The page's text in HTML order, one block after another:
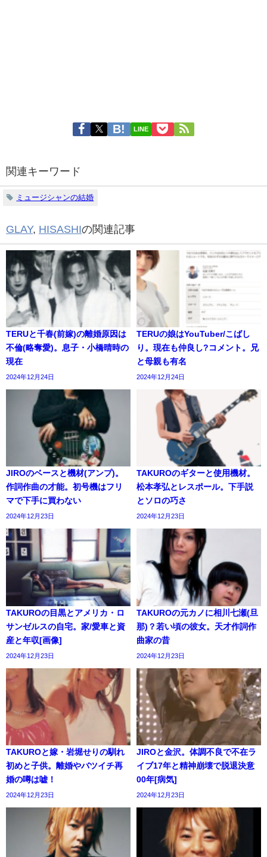
LINE
関連キーワード
ミュージシャンの結婚
GLAY, HISASHIの関連記事
TERUと千春(前嫁)の離婚原因は
不倫(略奪愛)。息子・小橋晴時の
現在
2024年12月24日
TERUの娘はYouTuber/こばし
り。現在も仲良し?コメント。兄
と母親も有名
2024年12月24日
JIROのベースと機材(アンプ)。
作詞作曲の才能。初号機はフリ
マで下手に買わない
2024年12月23日
TAKUROのギターと使用機材。
松本孝弘とレスポール。下手説
とソロの巧さ
2024年12月23日
TAKUROの目黒とアメリカ・ロ
サンゼルスの自宅。家/愛車と資
産と年収[画像]
2024年12月23日
TAKUROの元カノに相川七瀬(旦
那)？若い頃の彼女。天才作詞作
曲家の昔
2024年12月23日
TAKUROと嫁・岩堀せりの馴れ
初めと子供。離婚やバツイチ再
婚の噂は嘘！
2024年12月23日
JIROと金沢。体調不良で不在ラ
イブ17年と精神崩壊で脱退決意
00年[病気]
2024年12月23日